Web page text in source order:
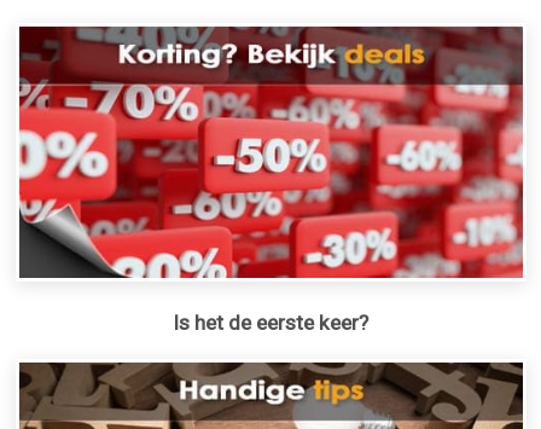
Is het de eerste keer?